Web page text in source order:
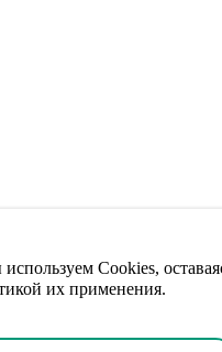
Cookies,
их применения.